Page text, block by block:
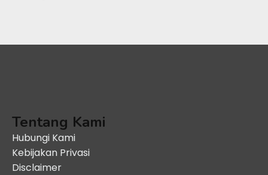
Tentang Kami
Hubungi Kami
Kebijakan Privasi
Disclaimer